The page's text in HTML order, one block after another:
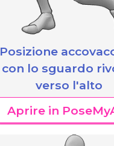
Posizione
con lo sguardo
verso l'alto
Aprire in